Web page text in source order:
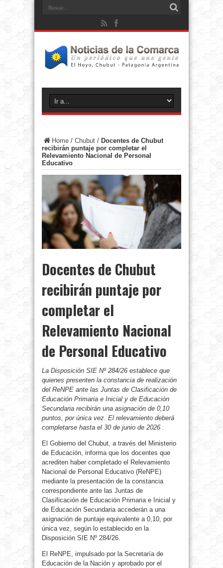
Home / Chubut / Docentes de Chubut
recibirán puntaje por completar el
Relevamiento Nacional de Personal
Educativo
Docentes de Chubut
recibirán puntaje por
completar el
Relevamiento Nacional
de Personal Educativo
La Disposición SIE Nº 284/26 establece que
quienes presenten la constancia de realización
del ReNPE ante las Juntas de Clasificación de
Educación Primaria e Inicial y de Educación
Secundaria recibirán una asignación de 0,10
puntos, por única vez. El relevamiento deberá
completarse hasta el 30 de junio de 2026 .
El Gobierno del Chubut, a través del Ministerio
de Educación, informa que los docentes que
acrediten haber completado el Relevamiento
Nacional de Personal Educativo (ReNPE)
mediante la presentación de la constancia
correspondiente ante las Juntas de
Clasificación de Educación Primaria e Inicial y
de Educación Secundaria accederán a una
asignación de puntaje equivalente a 0,10, por
única vez, según lo establecido en la
Disposición SIE Nº 284/26.
El ReNPE, impulsado por la Secretaría de
Educación de la Nación y aprobado por el